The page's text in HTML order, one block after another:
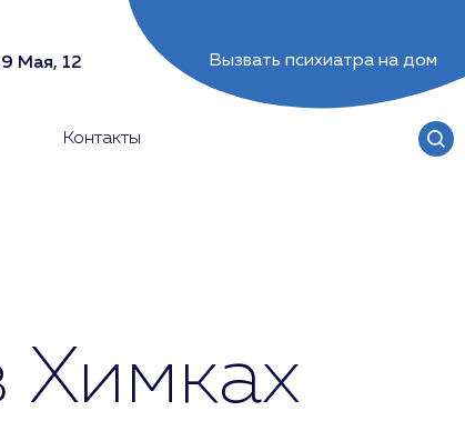
Мая, 12 Вызвать психиатра на дом
Контакты
Химках